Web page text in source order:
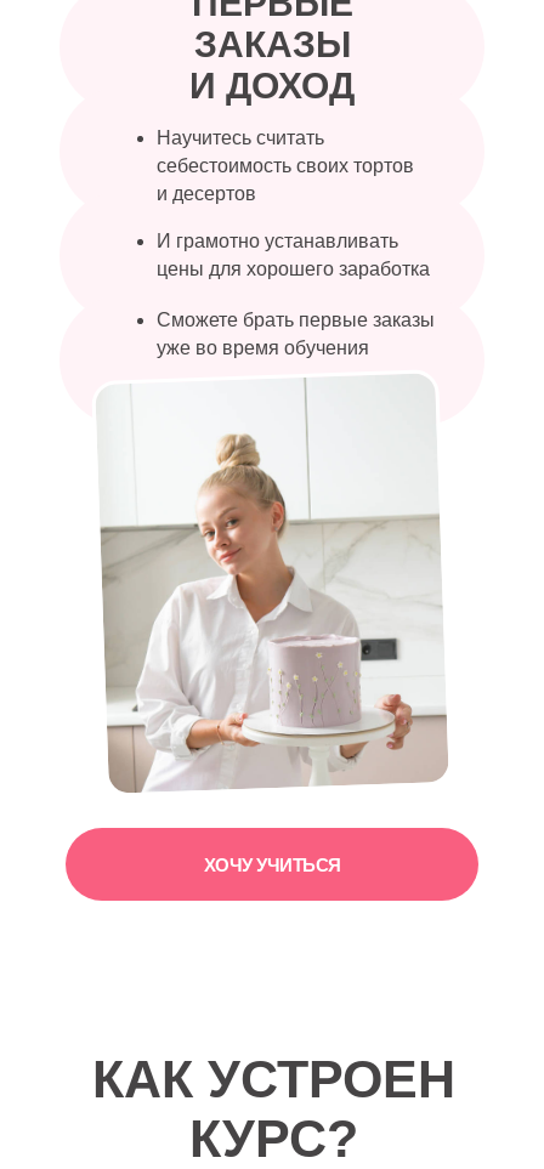
ХОЧУ УЧИТЬСЯ
ЗАКАЗЫ
И ДОХОД
Научитесь считать
себестоимость своих тортов
и десертов
И грамотно устанавливать
цены для хорошего заработка
Сможете брать первые заказы
уже во время обучения
КАК УСТРОЕН
КУРС?